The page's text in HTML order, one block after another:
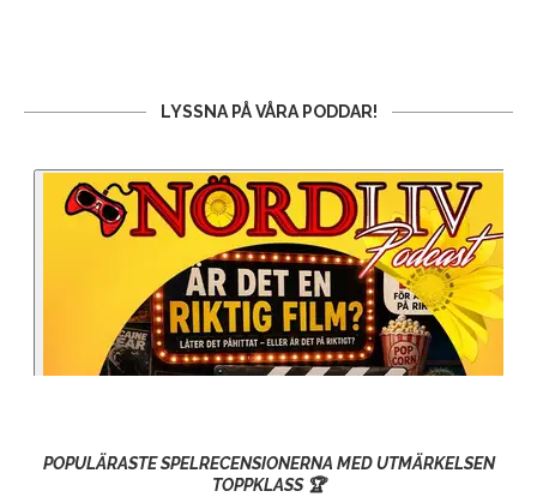
LYSSNA PÅ VÅRA PODDAR!
POPULÄRASTE SPELRECENSIONERNA MED UTMÄRKELSEN
TOPPKLASS 🏆